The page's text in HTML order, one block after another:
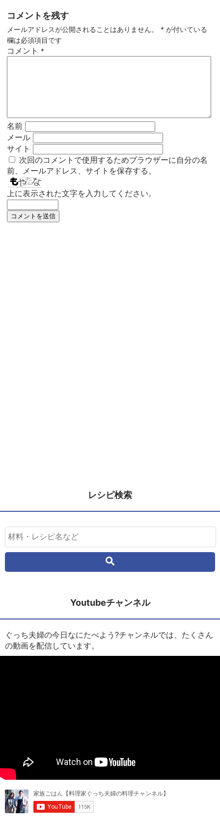
コメントを残す
メールアドレスが公開されることはありません。 * が付いている
欄は必須項目です
コメント *
名前
メール
サイト
次回のコメントで使用するためブラウザーに自分の名
前、メールアドレス、サイトを保存する。
上に表示された文字を入力してください。
レシピ検索
Youtubeチャンネル
ぐっち夫婦の今日なにたべよう?チャンネルでは、たくさん
の動画を配信しています。